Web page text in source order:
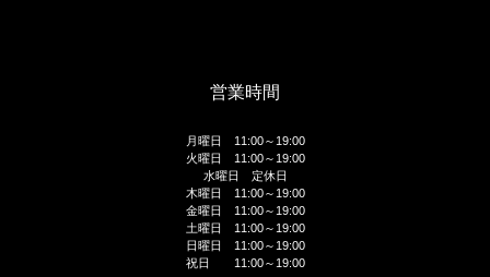
営業時間
月曜日 11:00～19:00
火曜日 11:00～19:00
水曜日 定休日
木曜日 11:00～19:00
金曜日 11:00～19:00
土曜日 11:00～19:00
日曜日 11:00～19:00
祝日 11:00～19:00